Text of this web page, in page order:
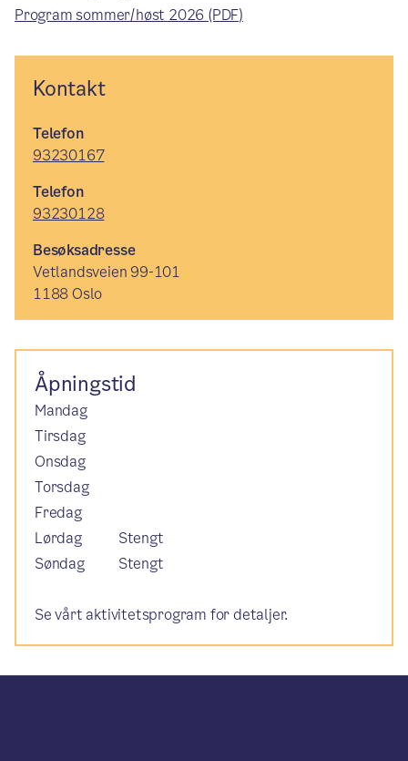
Program sommer/høst 2026 (PDF)
Kontakt
Telefon
93230167
Telefon
93230128
Besøksadresse
Vetlandsveien 99-101
1188 Oslo
Åpningstid
Mandag
Tirsdag
Onsdag
Torsdag
Fredag
Lørdag
Stengt
Søndag
Stengt
Se vårt aktivitetsprogram for detaljer.